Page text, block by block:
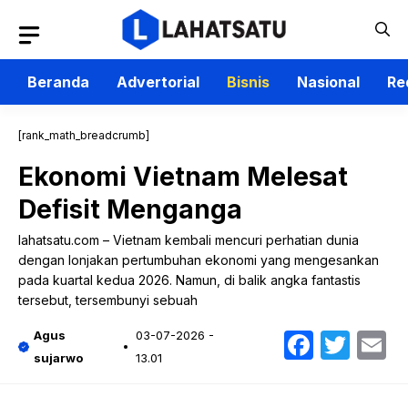
isi
Beranda
Advertorial Bisnis Nasional
[rank_math_breadcrumb]
Ekonomi Vietnam Melesat
Defisit Menganga
lahatsatu.com – Vietnam kembali mencuri perhatian dunia
dengan lonjakan pertumbuhan ekonomi yang mengesankan
pada kuartal kedua 2026. Namun, di balik angka fantastis
tersebut, tersembunyi sebuah
Agus
sujarwo
03-07-2026 -
13.01